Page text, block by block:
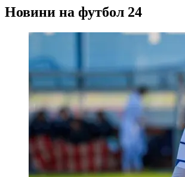
Новини на футбол 24